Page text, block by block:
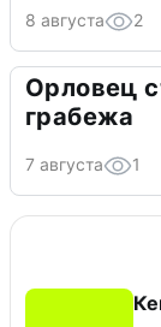
8 августа 2
Орловец
грабежа
7 августа 1